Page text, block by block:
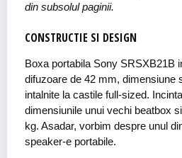
din subsolul paginii.
CONSTRUCTIE SI DESIGN
Boxa portabila Sony SRSXB21B
difuzoare de 42 mm, dimensiune
intalnite la castile full-sized.
dimensiunile unui vechi beatbox
kg. Asadar, vorbim despre unul
speaker-e portabile.